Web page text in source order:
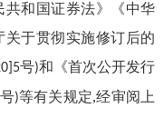
和国证券法》《中华
关于贯彻实施修订后的
号)和 《首次公开发行
号)等有关规定,经审阅上